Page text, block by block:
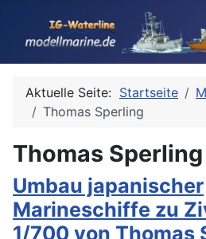
Aktuelle Seite: Startseite
Thomas Sperling
Thomas Sperling
Umbau japanischer
Marineschiffe zu
1/700 von Thomas